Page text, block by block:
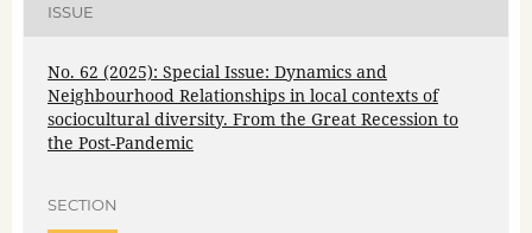
ISSUE
No. 62 (2025): Special Issue: Dynamics and
Neighbourhood Relationships in local contexts of
sociocultural diversity. From the Great Recession to
the Post-Pandemic
SECTION